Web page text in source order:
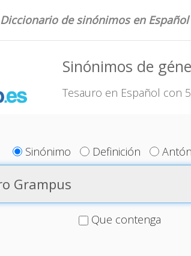
Diccionario de sinónimos en Español
Sinónimos de
Tesauro en Español con
Sinónimo Definición
Que contenga